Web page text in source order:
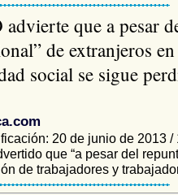
advierte que a pesar
de extranjeros
social se sigue
20 de junio de 2013 /
que “a pesar del
de trabajadores y